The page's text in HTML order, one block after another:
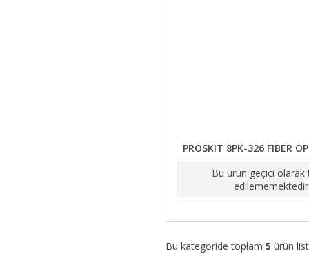
PROSKIT 8PK-326 FIBER
Bu ürün geçici olarak
Bu kategoride toplam 5 ürün